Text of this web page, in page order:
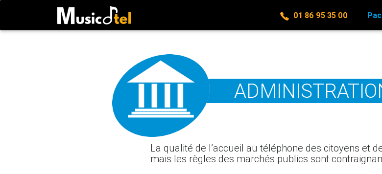
01 86 95 35 00
La qualité de l’accueil au téléphone des citoyens et
mais les règles des marchés publics sont